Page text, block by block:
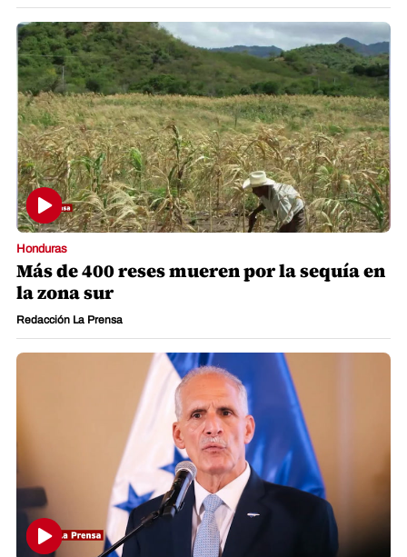
Honduras
Más de 400 reses mueren por la sequía en
la zona sur
Redacción La Prensa